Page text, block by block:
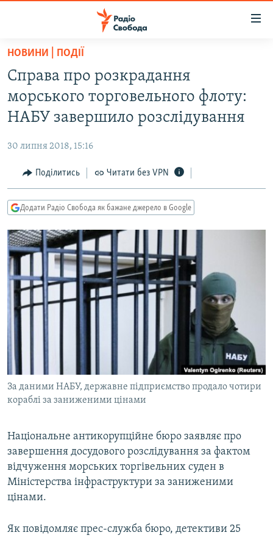
Перейти
основного
матеріалу
Перейти
до
основної
Перейти
до
пошуку
ВСЕ ЗА ДОБУ
СТАТТІ
СУСПІЛЬСТВО
УКРАЇНА
РОСІЙСЬКА «ФІЛЬТРАЦІЯ»
ДОНБАС.РЕАЛІЇ
ТИ ЯК?
СХЕМИ
КИТАЙ.ВИКЛИКИ
МУЛЬТИМЕДІА
ФОТО
СПЕЦПРОЄКТИ
ПОДКАСТИ
КРИМ РЕАЛІЇ
РУС
КТАТ
ДОЛУЧАЙСЯ!
НОВИНИ | ПОДІЇ
Справа про розкрадання
морського торговельного флоту:
НАБУ завершило розслідування
30 липня 2018, 15:16
Поділитись Читати без VPN
Додати Радіо Свобода як бажане джерело в Google
За даними НАБУ, державне підприємство продало чотири
кораблі за заниженими цінами
Національне антикорупційне бюро заявляє про
завершення досудового розслідування за фактом
відчуження морських торгівельних суден в
Міністерства інфраструктури за заниженими
цінами.
Як повідомляє прес-служба бюро, детективи 25